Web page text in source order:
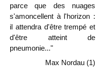
parce que des nuages
s'amoncellent à l'horizon :
il attendra d'être trempé et
d'être atteint de
pneumonie..."
Max Nordau (1)